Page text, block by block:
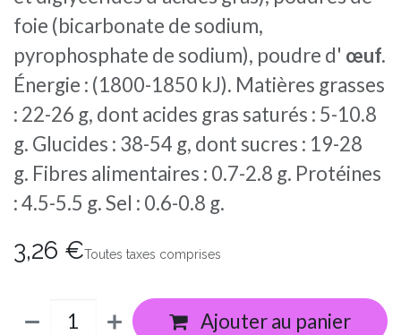
foie (bicarbonate de sodium,
pyrophosphate de sodium), poudre d' œuf.
Énergie : (1800-1850 kJ). Matières grasses
: 22-26 g, dont acides gras saturés : 5-10.8
g. Glucides : 38-54 g, dont sucres : 19-28
g. Fibres alimentaires : 0.7-2.8 g. Protéines
: 4.5-5.5 g. Sel : 0.6-0.8 g.
3,26 €Toutes taxes comprises
Ajouter au panier